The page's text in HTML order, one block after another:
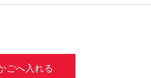
ごへ入れる